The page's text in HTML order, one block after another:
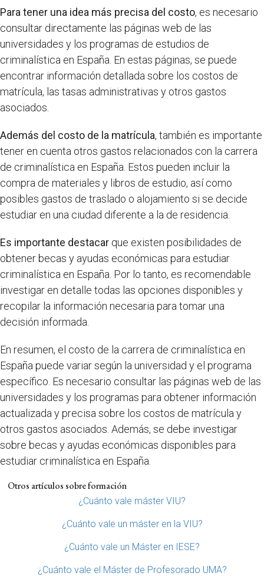
Para tener una idea más precisa del costo, es necesario
consultar directamente las páginas web de las
universidades y los programas de estudios de
criminalística en España. En estas páginas, se puede
encontrar información detallada sobre los costos de
matrícula, las tasas administrativas y otros gastos
asociados.
Además del costo de la matrícula, también es importante
tener en cuenta otros gastos relacionados con la carrera
de criminalística en España. Estos pueden incluir la
compra de materiales y libros de estudio, así como
posibles gastos de traslado o alojamiento si se decide
estudiar en una ciudad diferente a la de residencia.
Es importante destacar que existen posibilidades de
obtener becas y ayudas económicas para estudiar
criminalística en España. Por lo tanto, es recomendable
investigar en detalle todas las opciones disponibles y
recopilar la información necesaria para tomar una
decisión informada.
En resumen, el costo de la carrera de criminalística en
España puede variar según la universidad y el programa
específico. Es necesario consultar las páginas web de las
universidades y los programas para obtener información
actualizada y precisa sobre los costos de matrícula y
otros gastos asociados. Además, se debe investigar
sobre becas y ayudas económicas disponibles para
estudiar criminalística en España.
Otros artículos sobre formación
¿Cuánto vale máster VIU?
¿Cuánto vale un máster en la VIU?
¿Cuánto vale un Máster en IESE?
¿Cuánto vale el Máster de Profesorado UMA?